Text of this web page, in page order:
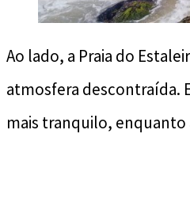
Ao lado, a Praia do
atmosfera descontraída.
mais tranquilo, enquanto